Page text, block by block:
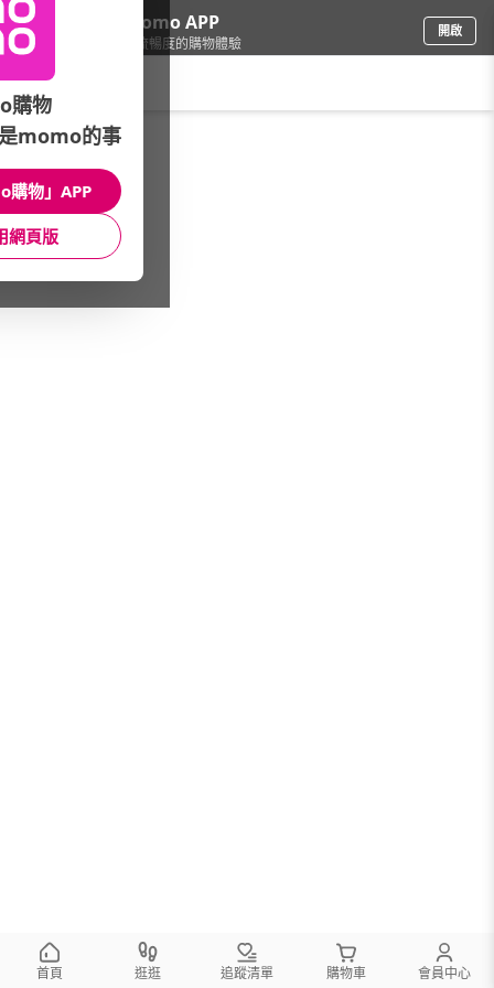
下載momo APP
給你3倍流暢度的購物體驗
開啟
品牌旗艦/Sony/
館長推薦 月銷量
首頁 逛逛 追蹤清單 購物車 會員中心
購物
momo的事
購物」APP
網頁版